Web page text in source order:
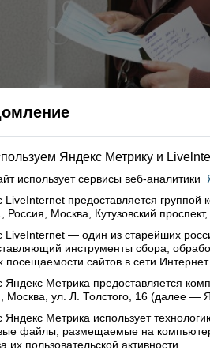
клиент неправ. Продавцы
соблюдение
коронавируса серьезно осложнила
И каждому лично, и семьям, и
района. Существующие
не могут не напрягать. Есть лишний
действиями властей. Но вряд
право выносить все накопившееся
от ковид-19 на всеобщее обозрение
Яндекс Метрику и
использует сервисы веб-аналитики
LiveInternet предоставляется группой
Россия, Москва, Кутузовский
LiveInternet — один из старейших
инструменты сбора,
посещаемости сайтов в сети Интернет.
Яндекс Метрика предоставляется
Москва, ул. Л. Толстого, 16 (далее —
Яндекс Метрика использует
файлы, размещаемые на
их пользовательской активности.